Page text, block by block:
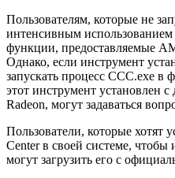
Пользователям, которые не
интенсивным
функции, предоставляемые
Однако, если инструмент
запускать процесс CCC.exe в
этот инструмент установлен
Radeon, могут задаваться
Пользователи, которые хотят
Center в своей системе, чтобы
могут загрузить его с